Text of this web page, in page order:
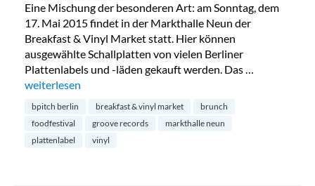
Eine Mischung der besonderen Art: am Sonntag, dem
17. Mai 2015 findet in der Markthalle Neun der
Breakfast & Vinyl Market statt. Hier können
ausgewählte Schallplatten von vielen Berliner
Plattenlabels und -läden gekauft werden. Das …
„Breakfast & Vinyl Market in Kreuzberg“
weiterlesen
bpitch berlin breakfast & vinyl market
brunch
foodfestival
groove records
markthalle neun
plattenlabel
vinyl